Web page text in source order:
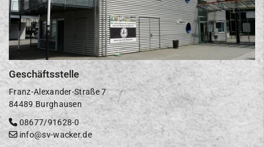
Geschäftsstelle
Franz-Alexander-Straße 7
84489 Burghausen
08677/91628-0
info@sv-wacker.de